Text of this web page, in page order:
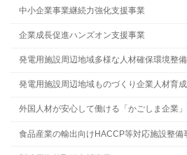
中小企業事業継続力強化支援事業
企業成長促進ハンズオン支援事業
発電用施設周辺地域多様な人材確保環境整
発電用施設周辺地域ものづくり企業人材育
外国人材が安心して働ける「かごしま企業
食品産業の輸出向けHACCP等対応施設整備